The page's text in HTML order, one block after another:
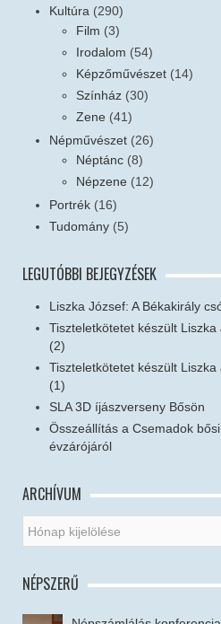
Kultúra (290)
Film (3)
Irodalom (54)
Képzőművészet (14)
Színház (30)
Zene (41)
Népművészet (26)
Néptánc (8)
Népzene (12)
Portrék (16)
Tudomány (5)
LEGUTÓBBI BEJEGYZÉSEK
Liszka József: A Békakirály
Tiszteletkötetet készült
(2)
Tiszteletkötetet készült
(1)
SLA 3D íjászverseny Bősön
Összeállítás a Csemadok
évzárójáról
ARCHÍVUM
NÉPSZERŰ